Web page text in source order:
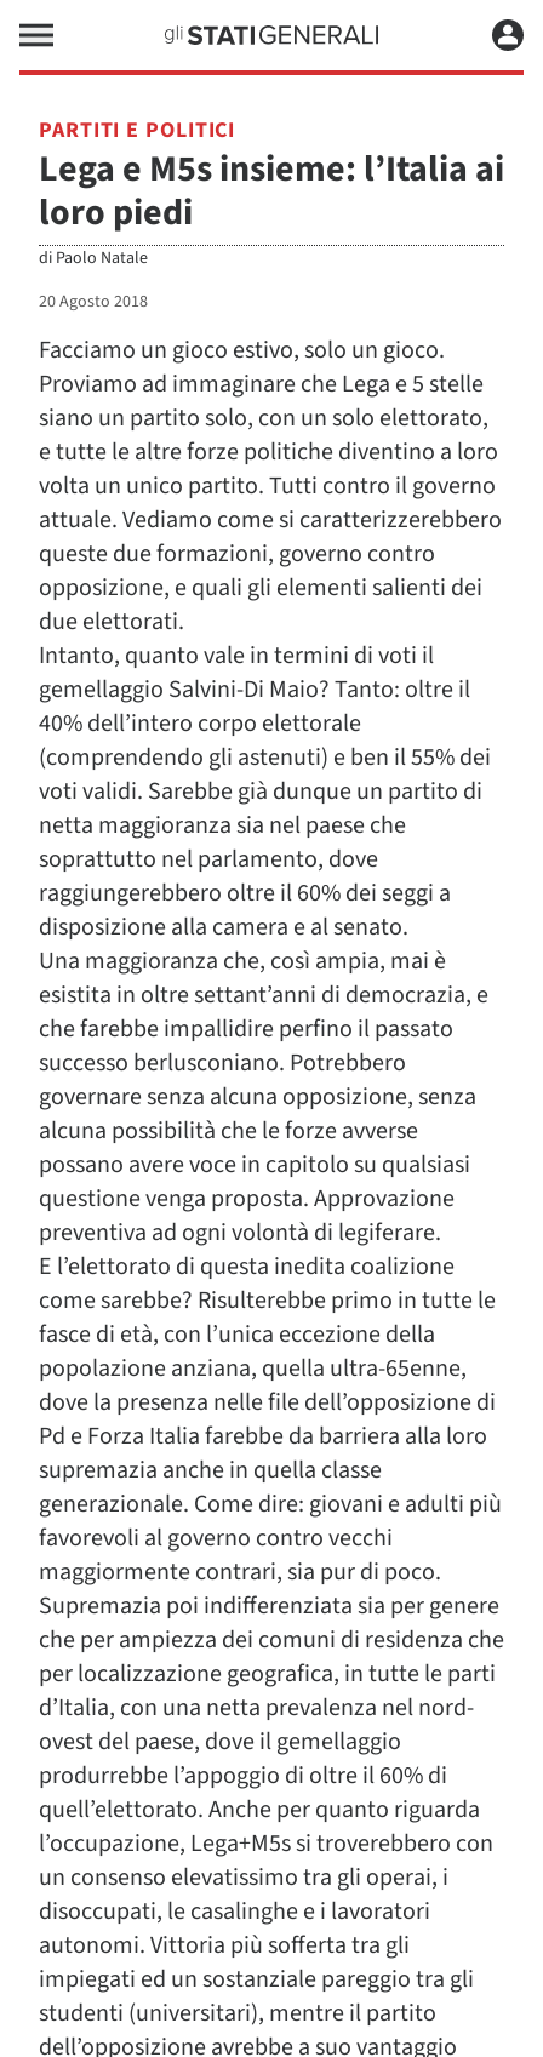
PARTITI E POLITICI
Lega e M5s insieme: l’Italia ai
loro piedi
di Paolo Natale
20 Agosto 2018
Facciamo un gioco estivo, solo un gioco.
Proviamo ad immaginare che Lega e 5 stelle
siano un partito solo, con un solo elettorato,
e tutte le altre forze politiche diventino a loro
volta un unico partito. Tutti contro il governo
attuale. Vediamo come si caratterizzerebbero
queste due formazioni, governo contro
opposizione, e quali gli elementi salienti dei
due elettorati.
Intanto, quanto vale in termini di voti il
gemellaggio Salvini-Di Maio? Tanto: oltre il
40% dell’intero corpo elettorale
(comprendendo gli astenuti) e ben il 55% dei
voti validi. Sarebbe già dunque un partito di
netta maggioranza sia nel paese che
soprattutto nel parlamento, dove
raggiungerebbero oltre il 60% dei seggi a
disposizione alla camera e al senato.
Una maggioranza che, così ampia, mai è
esistita in oltre settant’anni di democrazia, e
che farebbe impallidire perfino il passato
successo berlusconiano. Potrebbero
governare senza alcuna opposizione, senza
alcuna possibilità che le forze avverse
possano avere voce in capitolo su qualsiasi
questione venga proposta. Approvazione
preventiva ad ogni volontà di legiferare.
E l’elettorato di questa inedita coalizione
come sarebbe? Risulterebbe primo in tutte le
fasce di età, con l’unica eccezione della
popolazione anziana, quella ultra-65enne,
dove la presenza nelle file dell’opposizione di
Pd e Forza Italia farebbe da barriera alla loro
supremazia anche in quella classe
generazionale. Come dire: giovani e adulti più
favorevoli al governo contro vecchi
maggiormente contrari, sia pur di poco.
Supremazia poi indifferenziata sia per genere
che per ampiezza dei comuni di residenza che
per localizzazione geografica, in tutte le parti
d’Italia, con una netta prevalenza nel nord-
ovest del paese, dove il gemellaggio
produrrebbe l’appoggio di oltre il 60% di
quell’elettorato. Anche per quanto riguarda
l’occupazione, Lega+M5s si troverebbero con
un consenso elevatissimo tra gli operai, i
disoccupati, le casalinghe e i lavoratori
autonomi. Vittoria più sofferta tra gli
impiegati ed un sostanziale pareggio tra gli
studenti (universitari), mentre il partito
dell’opposizione avrebbe a suo vantaggio